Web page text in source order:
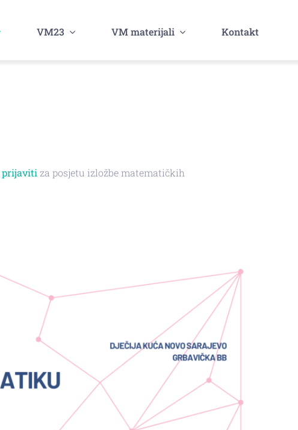
VM23 VM materijali Kontakt
prijaviti za posjetu izložbe matematičkih